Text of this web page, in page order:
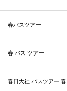
春バスツアー
春 バス ツアー
春日大社 バスツアー 春